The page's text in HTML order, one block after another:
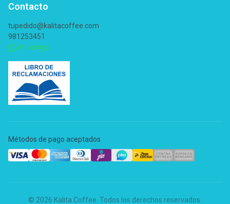
Contacto
tupedido@kalitacoffee.com
981253451
WhatsApp
Métodos de pago aceptados
© 2026 Kalita Coffee. Todos los derechos reservados.